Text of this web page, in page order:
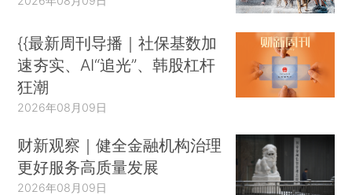
{{最新周刊导播｜社保基数加
速夯实、AI“追光”、韩股杠杆
狂潮
2026年08月09日
财新观察｜健全金融机构治理
更好服务高质量发展
2026年08月09日